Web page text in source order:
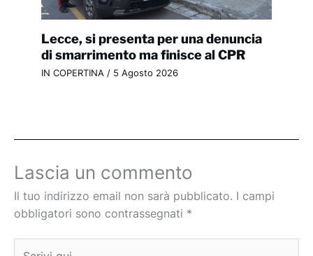
Lecce, si presenta per una denuncia
di smarrimento ma finisce al CPR
IN COPERTINA/ 5 Agosto 2026
Lascia un commento
Il tuo indirizzo email non sarà pubblicato. I campi
obbligatori sono contrassegnati *